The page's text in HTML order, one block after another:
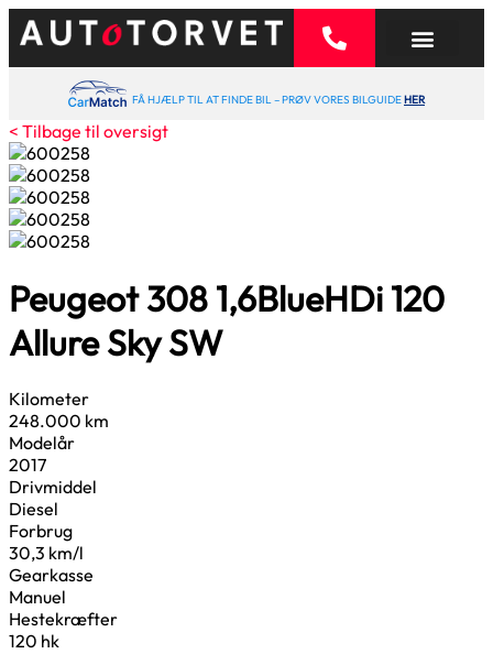
FÅ HJÆLP TIL AT FINDE BIL – PRØV VORES BILGUIDEHER
< Tilbage til oversigt
Peugeot 308 1,6BlueHDi 120
Allure Sky SW
Kilometer
248.000 km
Modelår
2017
Drivmiddel
Diesel
Forbrug
30,3 km/l
Gearkasse
Manuel
Hestekræfter
120 hk